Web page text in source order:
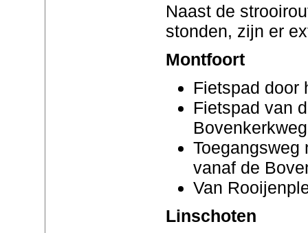
Naast de
stonden, zijn er
Montfoort
Fietspad door
Fietspad van
Bovenkerkweg
Toegangsweg
vanaf de
Van
Linschoten